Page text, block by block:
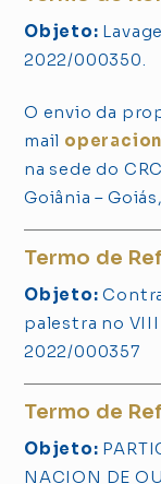
Objeto:
2022/000350.
O envio da
mail
na sede do
Goiânia –
Termo de
Objeto:
palestra no VIII
2022/000357
Termo de
Objeto:
NACION DE